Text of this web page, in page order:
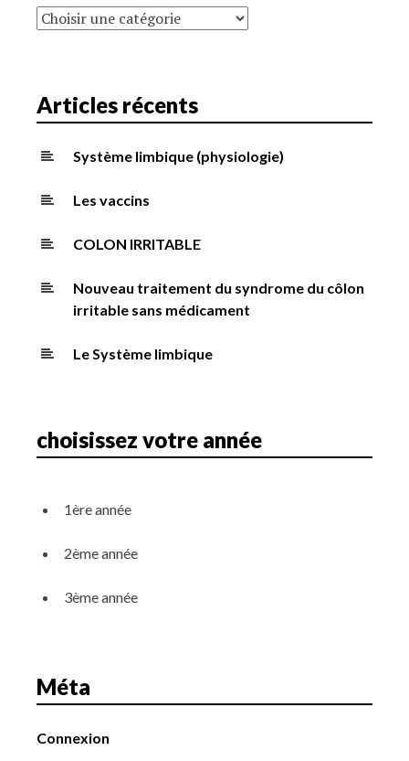
Catégories
Articles récents
Système limbique (physiologie)
Les vaccins
COLON IRRITABLE
Nouveau traitement du syndrome du côlon
irritable sans médicament
Le Système limbique
choisissez votre année
1ère année
2ème année
3ème année
Méta
Connexion